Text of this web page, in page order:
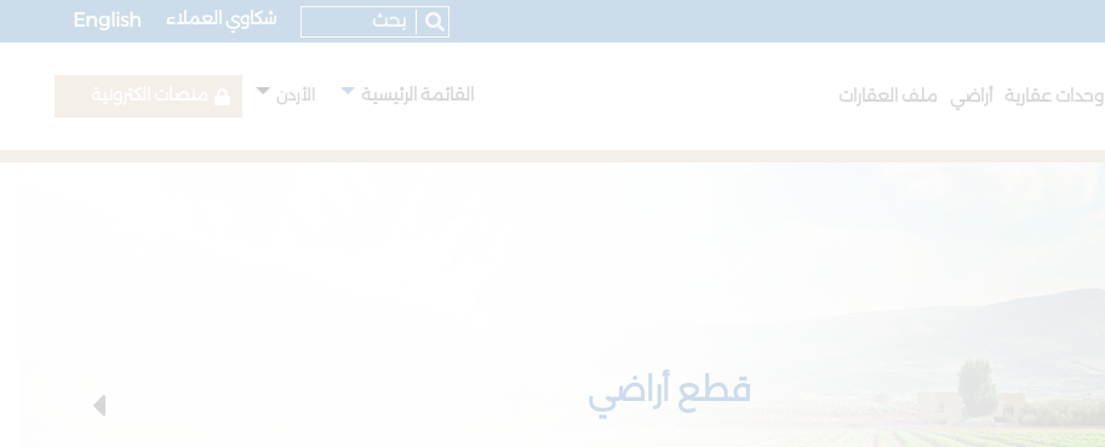
English شكاوي العملاء
وحدات عقارية أراضي ملف العقارات القائمة الرئيسية الأردن
قطع أراضي